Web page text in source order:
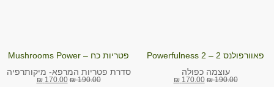
פאוורפולנס 2 – Powerfulness 2
עוצמה כפולה
190.00
₪
170.00
₪
פטריות כח – Mushrooms Power
סדרת פטריות המרפא- מיקותרפיה
190.00
₪
170.00
₪